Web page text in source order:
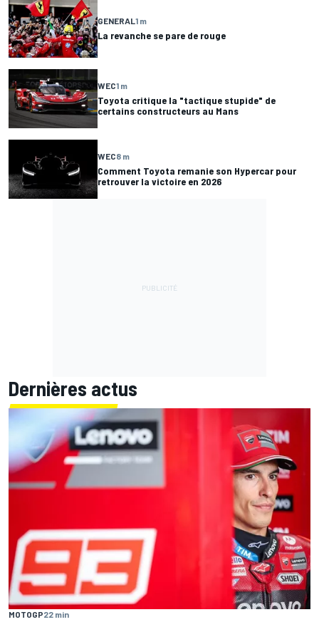
GENERAL 1 m
La revanche se pare de rouge
WEC1 m
Toyota critique la "tactique stupide" de
certains constructeurs au Mans
WEC8 m
Comment Toyota remanie son Hypercar pour
retrouver la victoire en 2026
Dernières actus
MOTOGP22 min